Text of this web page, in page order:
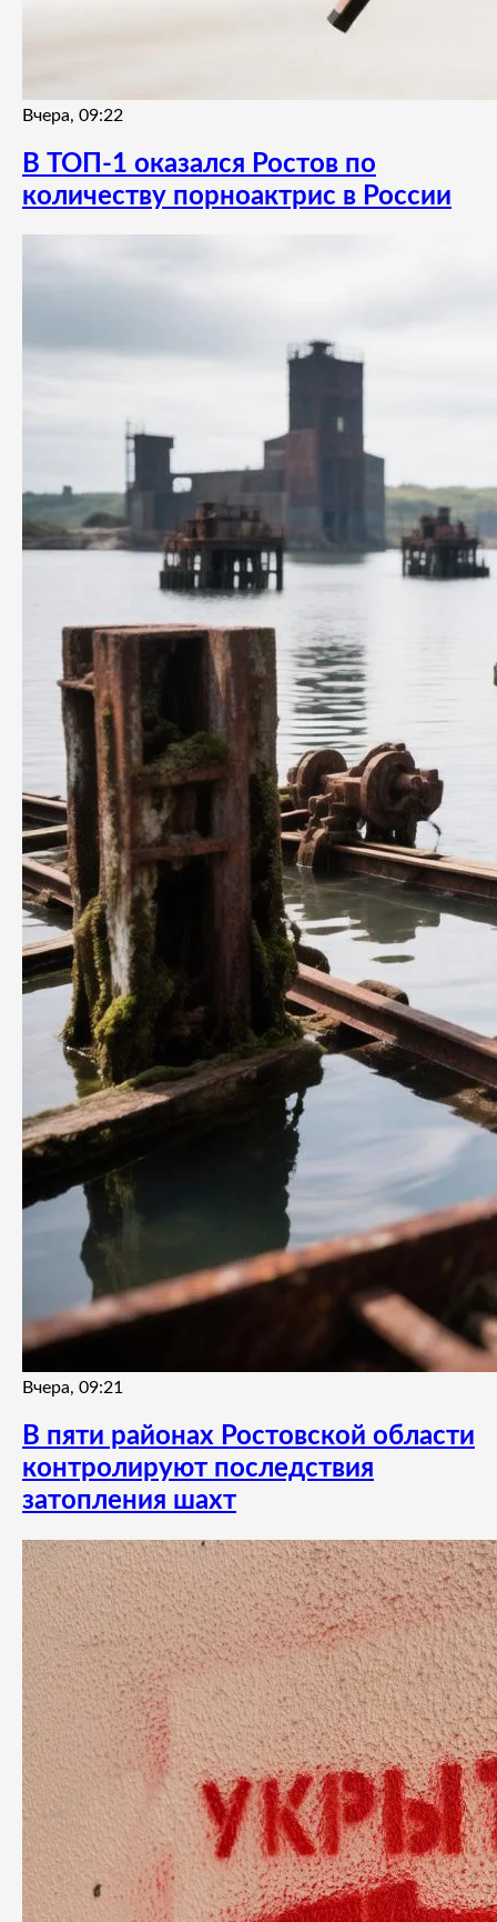
Вчера, 09:22
В ТОП-1 оказался Ростов по
количеству порноактрис в России
Вчера, 09:21
В пяти районах Ростовской области
контролируют последствия
затопления шахт